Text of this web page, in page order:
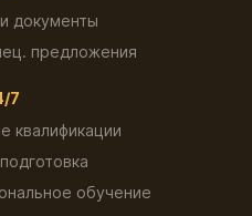
документы
предложения
7
квалификации
обучение